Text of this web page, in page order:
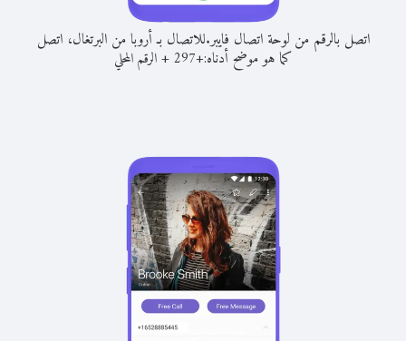
اتصل بالرقم من لوحة اتصال فايبر.للاتصال بـ أروبا من البرتغال، اتصل
كما هو موضح أدناه:+
297
+الرقم المحلي